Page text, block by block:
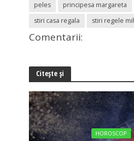
peles
principesa margareta
stiri casa regala
stiri regele
Comentarii:
Citește și
HOROSCOP